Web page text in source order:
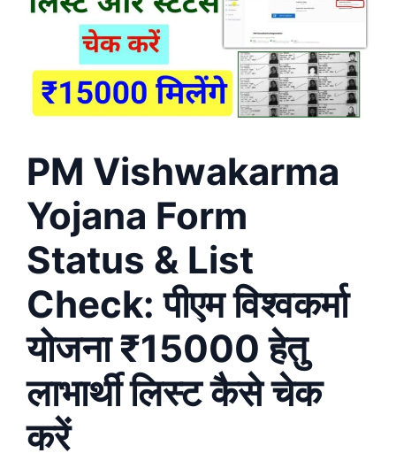
PM Vishwakarma
Yojana Form
Status & List
Check: पीएम विश्वकर्मा
योजना ₹15000 हेतु
लाभार्थी लिस्ट कैसे चेक
करें